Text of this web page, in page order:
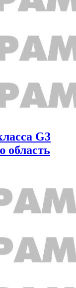
G3
область